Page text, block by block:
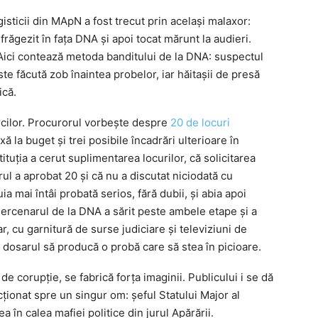
din MApN a fost trecut prin același malaxor:
în fața DNA și apoi tocat mărunt la audieri.
contează metoda banditului de la DNA: suspectul
făcută zob înaintea probelor, iar hăitașii de presă
Procurorul vorbește despre 20 de locuri
la buget și trei posibile încadrări ulterioare în
a cerut suplimentarea locurilor, că solicitarea
a aprobat 20 și că nu a discutat niciodată cu
mai întâi probată serios, fără dubii, și abia apoi
de la DNA a sărit peste ambele etape și a
cu garnitură de surse judiciare și televiziuni de
să producă o probă care să stea în picioare.
corupție, se fabrică forța imaginii. Publicului i se dă
spre un singur om: șeful Statului Major al
în calea mafiei politice din jurul Apărării.